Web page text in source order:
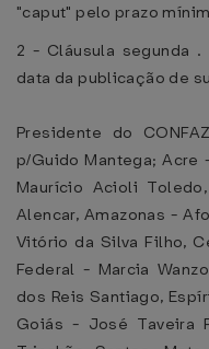
"caput" pelo prazo
2 - Cláusula segunda
data da publicação de
Presidente do
p/Guido Mantega; Acre
Maurício Acioli
Alencar, Amazonas -
Vitório da Silva Filho,
Federal - Marcia
dos Reis Santiago,
Goiás - José Taveira